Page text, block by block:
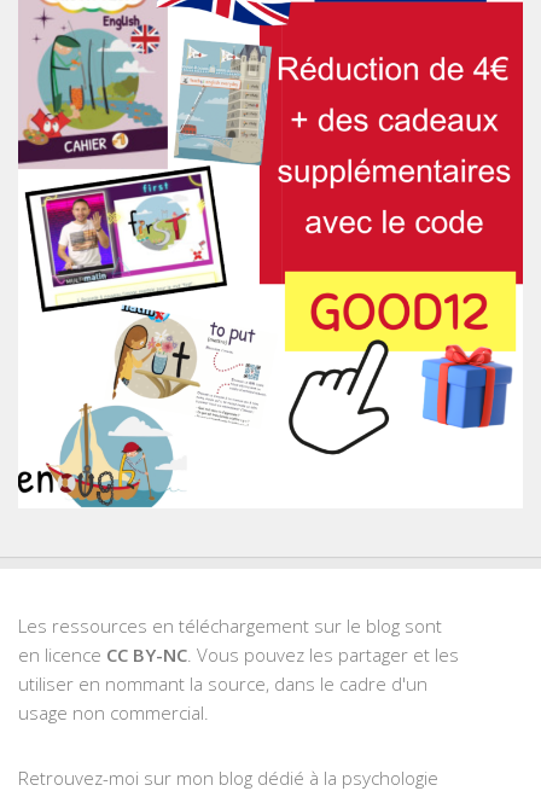
Les ressources en téléchargement sur le blog sont
en licence CC BY-NC . Vous pouvez les partager et les
utiliser en nommant la source, dans le cadre d'un
usage non commercial.
Retrouvez-moi sur mon blog dédié à la psychologie